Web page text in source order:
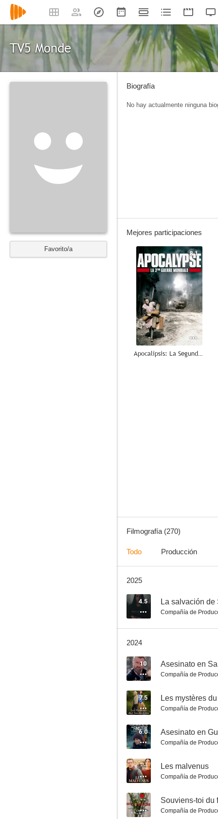
TV5 Monde
Favorito/a
Biografía
No hay actualmente ninguna
Mejores participaciones
8.1
Apocalipsis: La Segunda Guerra Mundial
8.5
Misterio en la Ópera
8.0
Asesinato en Alta Saboya
Filmografía (270)
Todo Producción
2025
4.5 La salvación de
Compañía de
2024
10 Asesinato en
Compañía de
7.5 Les mystères
Compañía de
6.0 Asesinato en
Compañía de
-- Les malvenus
Compañía de
-- Souviens-toi du
Compañía de